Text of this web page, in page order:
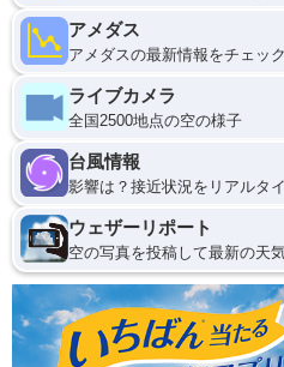
アメダス
アメダスの最新情報をチェック
ライブカメラ
全国2500地点の空の様子
台風情報
影響は？接近状況をリアルタ
ウェザーリポート
空の写真を投稿して最新の天